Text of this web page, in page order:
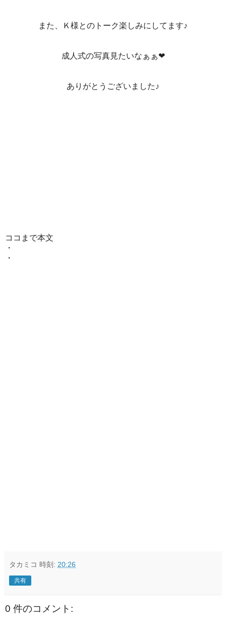
また、Ｋ様とのトーク楽しみにしてます♪
成人式の写真見たいなぁぁ❤
ありがとうございました♪
ココまで本文
・
・
タカミコ 時刻: 20:26
共有
0 件のコメント: